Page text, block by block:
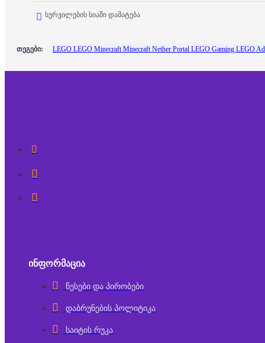
სურვილების სიაში დამატება
თეგები: LEGO LEGO Minecraft Minecraft Nether Portal LEGO Gaming LEGO
ᲘᲜᲤᲝᲠᲛᲐᲪᲘᲐ
წესები და პირობები
დაბრუნების პოლიტიკა
საიტის რუკა